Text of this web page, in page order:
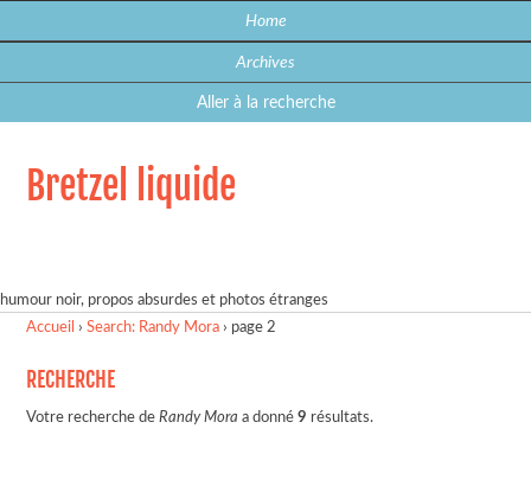
Home
Archives
Aller à la recherche
Bretzel liquide
humour noir, propos absurdes et photos étranges
Accueil ›Search: Randy Mora › page 2
RECHERCHE
Votre recherche deRandy Mora a donné9 résultats.